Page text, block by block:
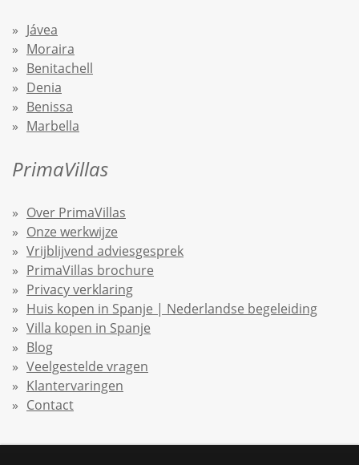
Jávea
Moraira
Benitachell
Denia
Benissa
Marbella
PrimaVillas
Over PrimaVillas
Onze werkwijze
Vrijblijvend adviesgesprek
PrimaVillas brochure
Privacy verklaring
Huis kopen in Spanje | Nederlandse begeleiding
Villa kopen in Spanje
Blog
Veelgestelde vragen
Klantervaringen
Contact